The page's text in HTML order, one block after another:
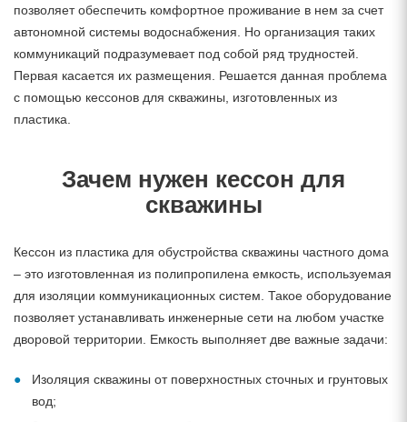
позволяет обеспечить комфортное проживание в нем за счет
автономной системы водоснабжения. Но организация таких
коммуникаций подразумевает под собой ряд трудностей.
Первая касается их размещения. Решается данная проблема
с помощью кессонов для скважины, изготовленных из
пластика.
Зачем нужен кессон для
скважины
Кессон из пластика для обустройства скважины частного дома
– это изготовленная из полипропилена емкость, используемая
для изоляции коммуникационных систем. Такое оборудование
позволяет устанавливать инженерные сети на любом участке
дворовой территории. Емкость выполняет две важные задачи:
Изоляция скважины от поверхностных сточных и грунтовых
вод;